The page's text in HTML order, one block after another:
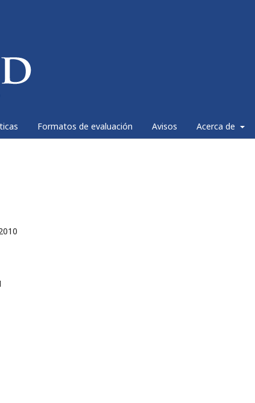
Formatos de evaluación Avisos Acerca de